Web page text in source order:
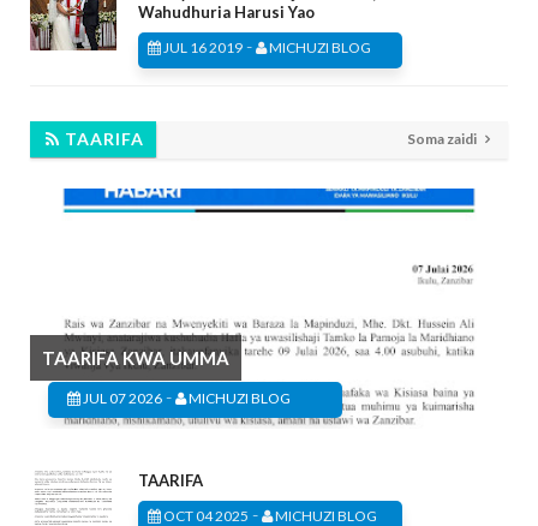
Wahudhuria Harusi Yao
JUL 16 2019 - MICHUZI BLOG
TAARIFA Soma zaidi
TAARIFA KWA UMMA
JUL 07 2026 - MICHUZI BLOG
TAARIFA
OCT 04 2025 - MICHUZI BLOG